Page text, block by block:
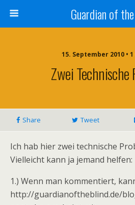
Guardian of
15. September 2010 •
Zwei Technische
Share Tweet
Ich hab hier zwei technische
Vielleicht kann ja jemand helfen:
1.) Wenn man kommentiert,
http://guardianoftheblind.de/